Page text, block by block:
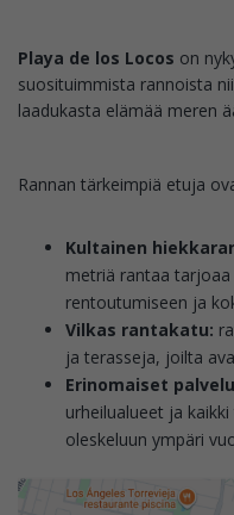
Playa de los Locos on
suosituimmista rannoista
laadukasta elämää meren
Rannan tärkeimpiä etuja
Kultainen
metriä rantaa
rentoutumiseen ja
Vilkas rantakatu:
ja terasseja, joilta
Erinomaiset
urheilualueet ja
oleskeluun ympäri